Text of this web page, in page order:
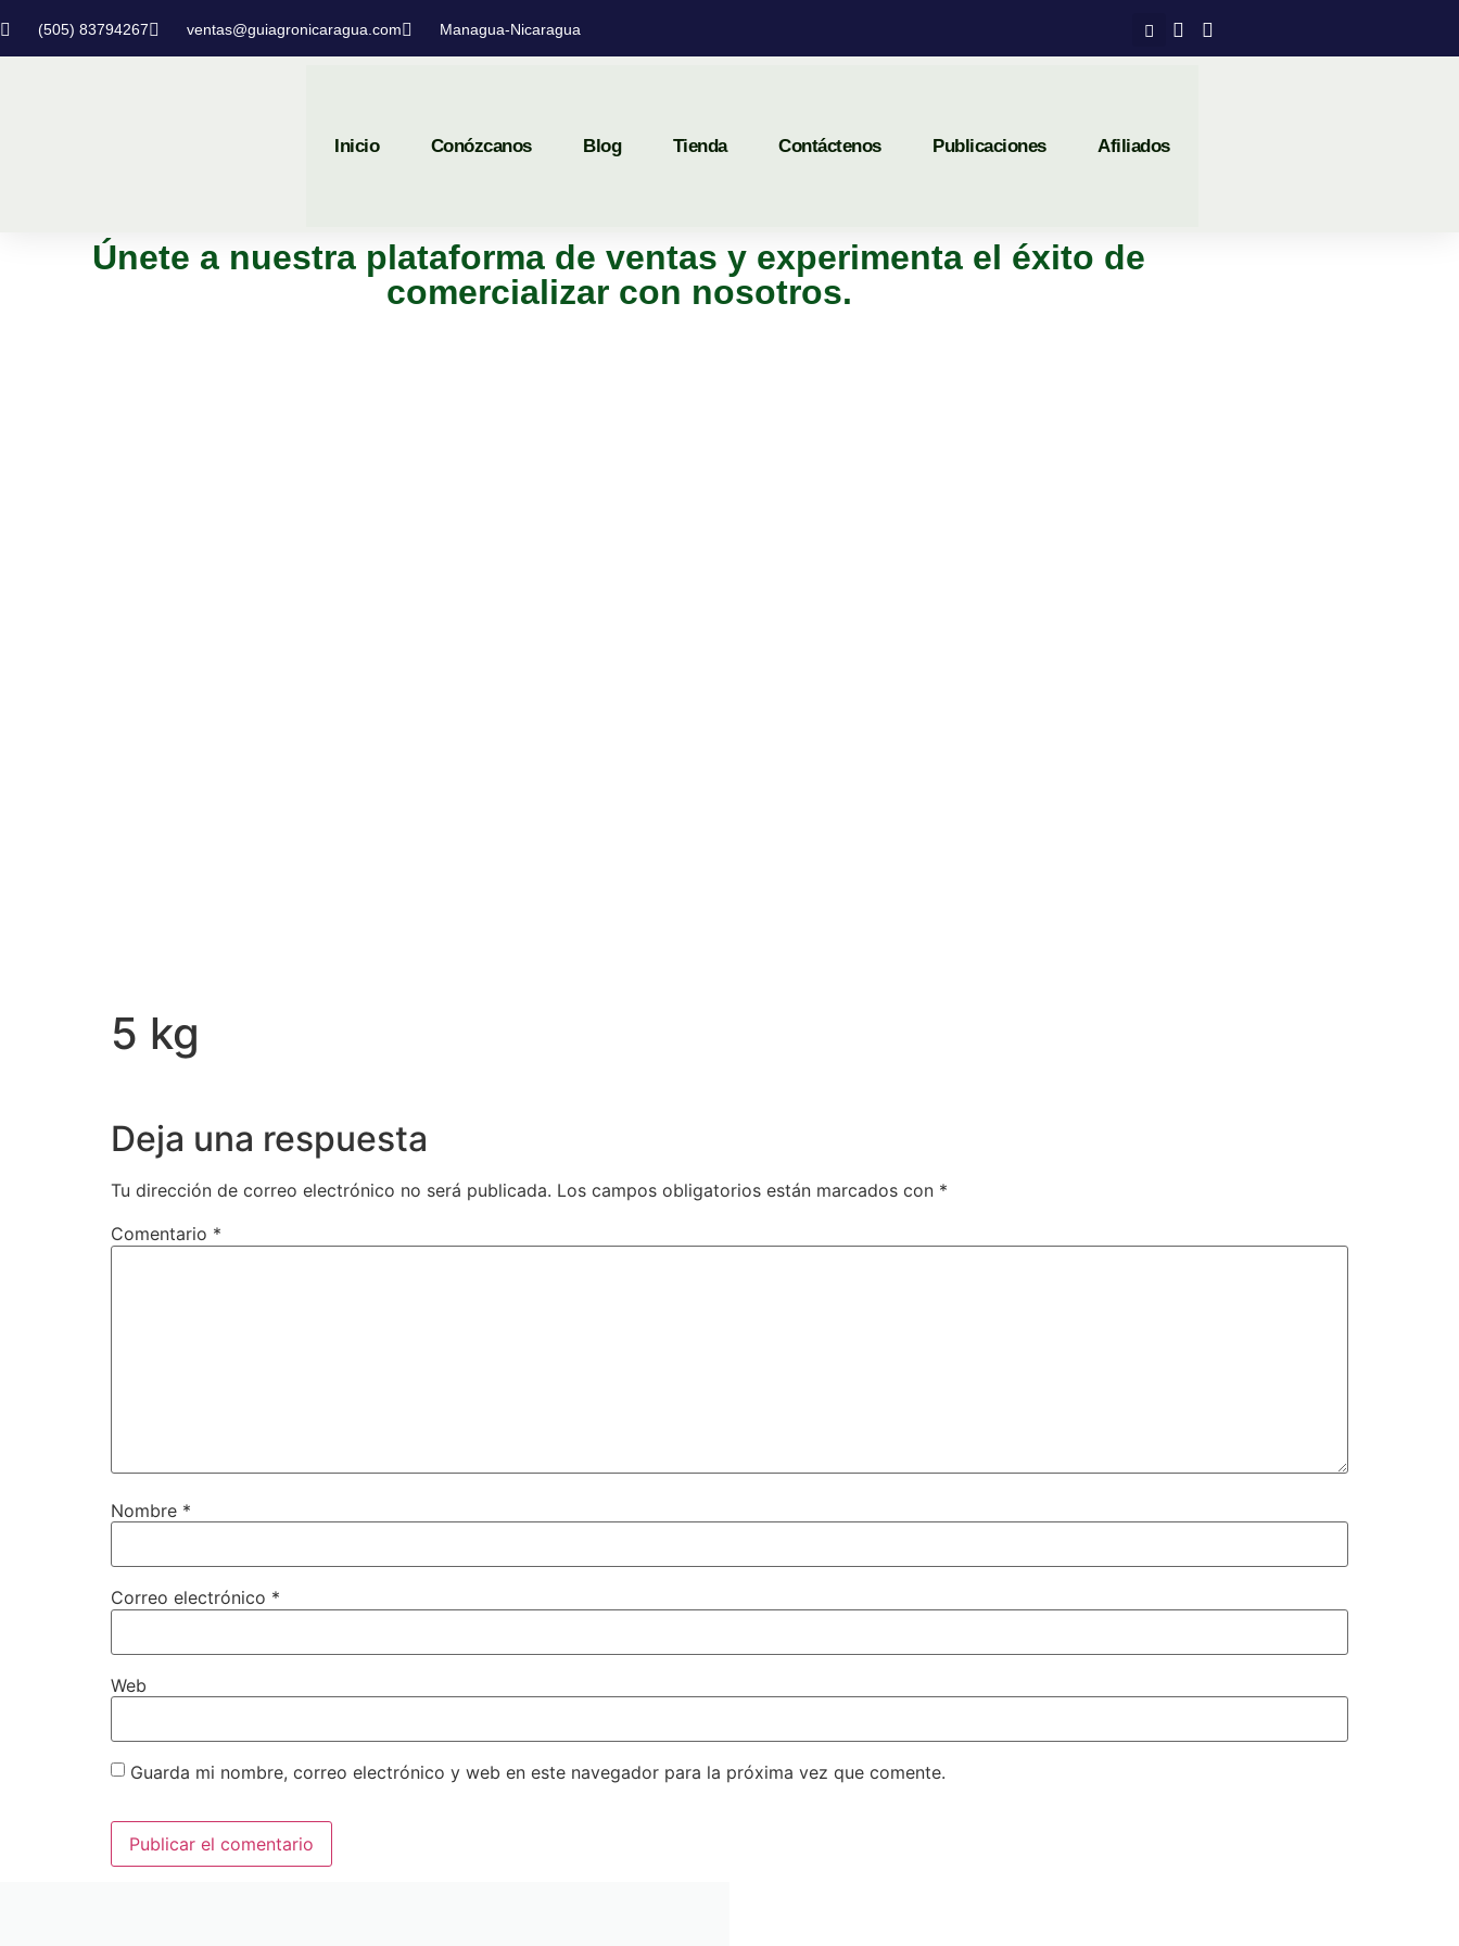
(505) 83794267 ventas@guiagronicaragua.com Managua-Nicaragua
Inicio Conózcanos Blog Tienda Contáctenos Publicaciones Afiliados
Únete a nuestra plataforma de ventas y experimenta el éxito de
comercializar con nosotros.
5 kg
Deja una respuesta
Tu dirección de correo electrónico no será publicada. Los campos obligatorios están marcados con *
Comentario *
Nombre *
Correo electrónico *
Web
Guarda mi nombre, correo electrónico y web en este navegador para la próxima vez que comente.